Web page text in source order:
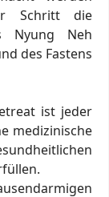
Schritt die
Nyung Neh
des Fastens
ist jeder
medizinische